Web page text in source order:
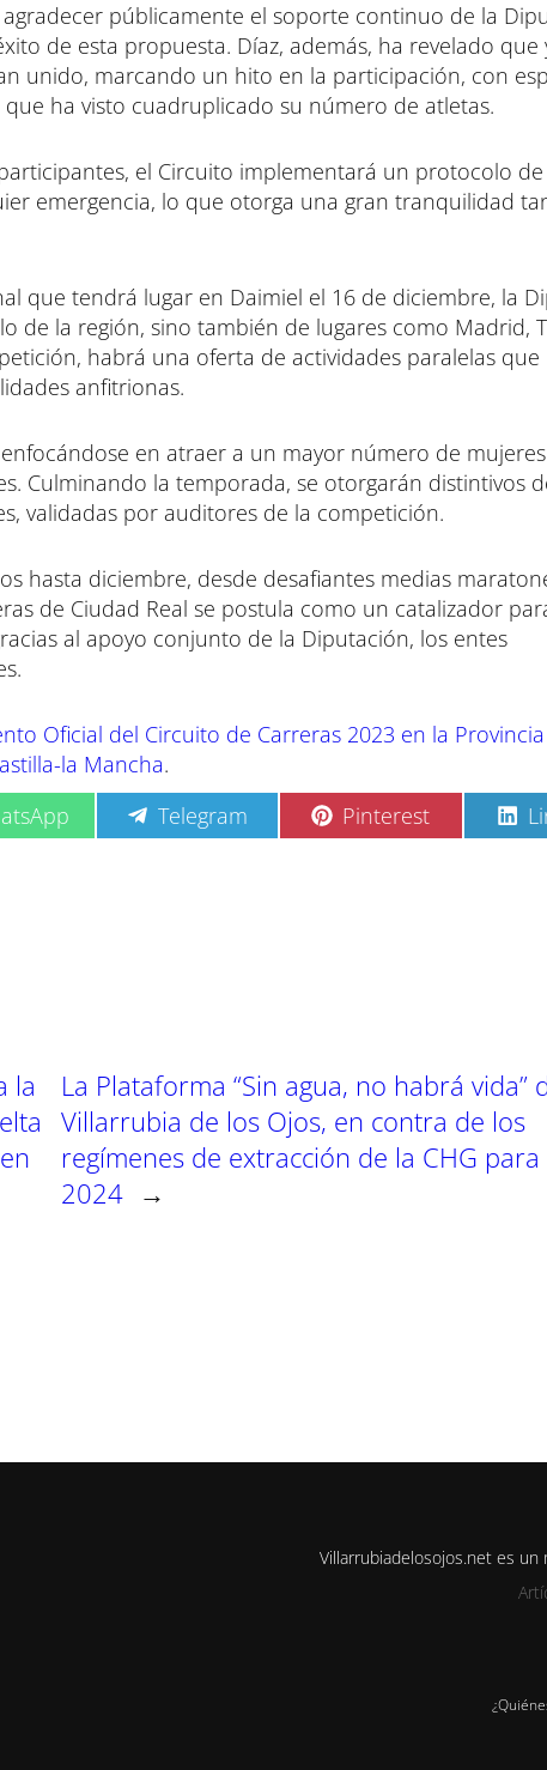
públicamente el soporte continuo de la
de esta propuesta. Díaz, además, ha revelado que
unido, marcando un hito en la participación, con
ha visto cuadruplicado su número de atletas.
el Circuito implementará un protocolo
emergencia, lo que otorga una gran tranquilidad
que tendrá lugar en Daimiel el 16 de diciembre, la
de la región, sino también de lugares como Madrid,
habrá una oferta de actividades paralelas que
anfitrionas.
en atraer a un mayor número de
Culminando la temporada, se otorgarán distintivos
validadas por auditores de la competición.
hasta diciembre, desde desafiantes medias
de Ciudad Real se postula como un catalizador
al apoyo conjunto de la Diputación, los entes
Oficial del Circuito de Carreras 2023 en la
la Mancha.
C
o
Telegram C
o
Pinterest C
o
la
La Plataforma “Sin agua, no habrá vida”
Villarrubia de los Ojos, en contra de los
regímenes de extracción de la CHG para
2024 →
Villarrubiadelosojos.net es